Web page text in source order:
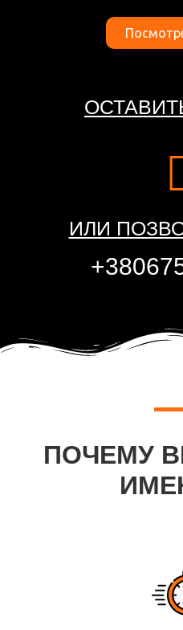
ИЛИ
ПОЧЕМУ